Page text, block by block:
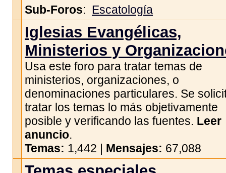
Sub-Foros: Escatología
Iglesias Evangélicas,
Ministerios y
Usa este foro para tratar temas de
ministerios, organizaciones, o
denominaciones particulares. Se
tratar los temas lo más objetivamente
posible y verificando las fuentes. Leer
anuncio.
Temas: 1,442 | Mensajes: 67,088